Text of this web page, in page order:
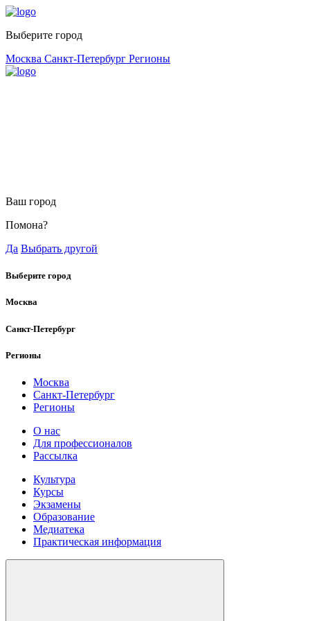
Выберите город
Москва Санкт-Петербург Регионы
Ваш город
Помона?
Да Выбрать другой
Выберите город
Москва
Санкт-Петербург
Регионы
Москва
Санкт-Петербург
Регионы
О нас
Для профессионалов
Рассылка
Культура
Курсы
Экзамены
Образование
Медиатека
Практическая информация